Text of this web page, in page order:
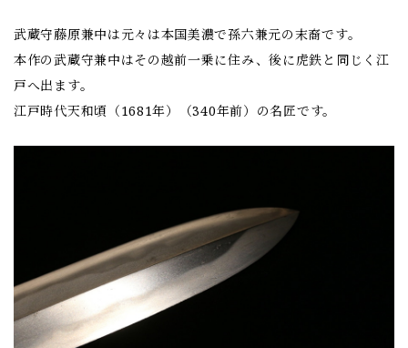
武蔵守藤原兼中は元々は本国美濃で孫六兼元の末裔です。
本作の武蔵守兼中はその越前一乗に住み、後に虎鉄と同じく江
戸へ出ます。
江戸時代天和頃（1681年）（340年前）の名匠です。